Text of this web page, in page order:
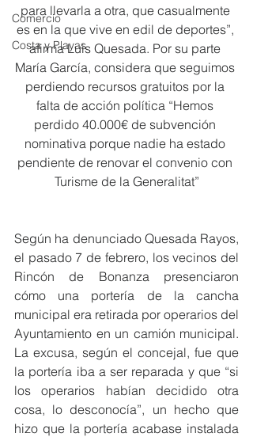
Comercio
Costa y Playas
para llevarla a otra, que casualmente
es en la que vive en edil de deportes”,
afirma Luis Quesada. Por su parte
María García, considera que seguimos
perdiendo recursos gratuitos por la
falta de acción política “Hemos
perdido 40.000€ de subvención
nominativa porque nadie ha estado
pendiente de renovar el convenio con
Turisme de la Generalitat”
Según ha denunciado Quesada Rayos,
el pasado 7 de febrero, los vecinos del
Rincón de Bonanza presenciaron
cómo una portería de la cancha
municipal era retirada por operarios del
Ayuntamiento en un camión municipal.
La excusa, según el concejal, fue que
la portería iba a ser reparada y que “si
los operarios habían decidido otra
cosa, lo desconocía”, un hecho que
hizo que la portería acabase instalada